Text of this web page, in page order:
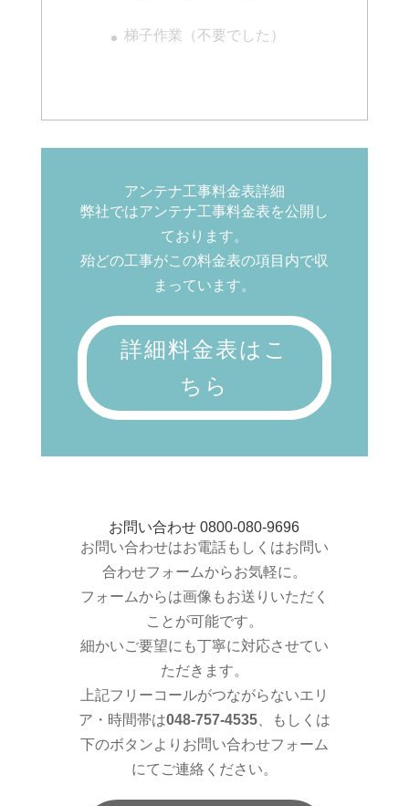
梯子作業（不要でした）
アンテナ工事料金表詳細
弊社ではアンテナ工事料金表を公開し
ております。
殆どの工事がこの料金表の項目内で収
まっています。
詳細料金表はこ
ちら
お問い合わせ 0800-080-9696
お問い合わせはお電話もしくはお問い
合わせフォームからお気軽に。
フォームからは画像もお送りいただく
ことが可能です。
細かいご要望にも丁寧に対応させてい
ただきます。
上記フリーコールがつながらないエリ
ア・時間帯は048-757-4535、もしくは
下のボタンよりお問い合わせフォーム
にてご連絡ください。